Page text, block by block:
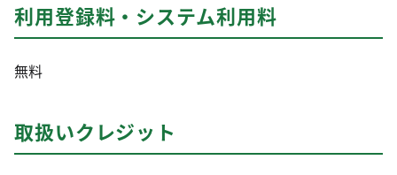
利用登録料・システム利用料
無料
取扱いクレジット